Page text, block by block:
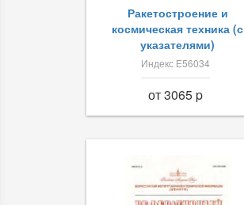
Ракетостроение и
космическая техника (с
указателями)
Индекс Е56034
от 3065 p